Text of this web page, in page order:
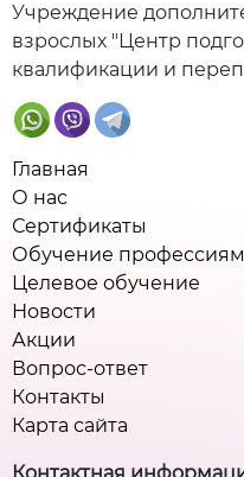
Учреждение
взрослых "Центр
квалификации и
Главная
О нас
Сертификаты
Обучение профессиям
Целевое обучение
Новости
Акции
Вопрос-ответ
Контакты
Карта сайта